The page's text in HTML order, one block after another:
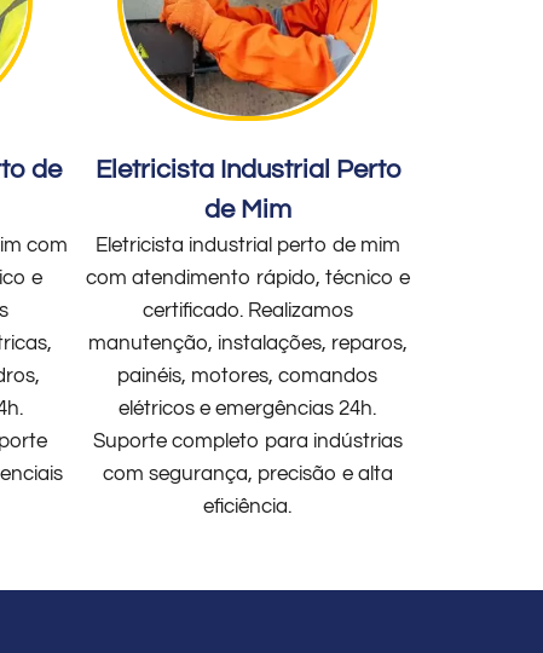
de
com
e
Eletricista Industrial Perto
de Mim
Eletricista industrial perto de mim
com atendimento rápido, técnico e
certificado. Realizamos
manutenção, instalações, reparos,
painéis, motores, comandos
elétricos e emergências 24h.
Suporte completo para indústrias
com segurança, precisão e alta
eficiência.